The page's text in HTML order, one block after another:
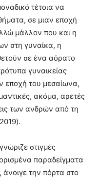
τέτοια να
σε μιαν εποχή
μάλλον που και η
στη γυναίκα, η
σε ένα αόρατο
γυναικείας
εποχή του μεσαίωνα,
ακόμα, αρετές
των ανδρών από τη
στιγμές
παραδείγματα
την πόρτα στο